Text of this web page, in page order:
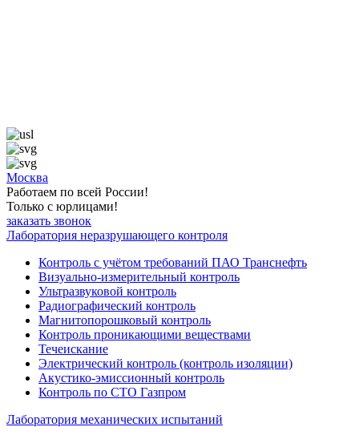
Москва
Работаем по всей России!
Только с юрлицами!
заказать звонок
Лаборатория неразрушающего контроля
Контроль с учётом требований ПАО Транснефть
Визуально-измерительный контроль
Ультразвуковой контроль
Радиографический контроль
Магнитопорошковый контроль
Контроль проникающими веществами
Течеискание
Электрический контроль (контроль изоляции)
Акустико-эмиссионный контроль
Контроль по СТО Газпром
Лаборатория механических испытаний